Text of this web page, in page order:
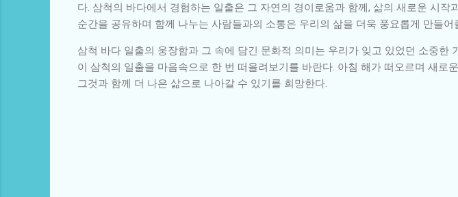
다. 삼척의 바다에서 경험하는 일출은 그 자연의 경이로움과 함께, 삶의 새로운 시
순간을 공유하며 함께 나누는 사람들과의 소통은 우리의 삶을 더욱 풍요롭게 만들어
삼척 바다 일출의 웅장함과 그 속에 담긴 문화적 의미는 우리가 잊고 있었던 소중한
이 삼척의 일출을 마음속으로 한 번 떠올려보기를 바란다. 아침 해가 떠오르며 새로
그것과 함께 더 나은 삶으로 나아갈 수 있기를 희망한다.